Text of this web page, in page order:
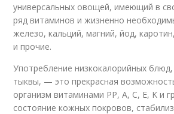
универсальных овощей, имеющий в
ряд витаминов и жизненно
железо, кальций, магний, йод,
и прочие.
Употребление низкокалорийных
тыквы, — это прекрасная
организм витаминами РР, А, С, Е, K и
состояние кожных покровов,